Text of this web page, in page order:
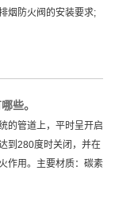
烟防火阀的安装要求;
些。
的管道上，平时呈开启
到280度时关闭，并在
作用。主要材质：碳素